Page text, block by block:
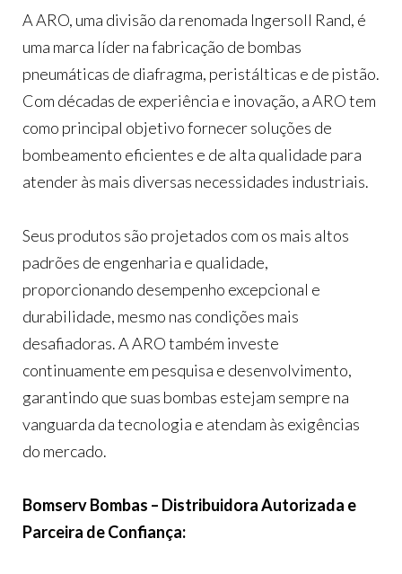
A ARO, uma divisão da renomada Ingersoll Rand, é
uma marca líder na fabricação de bombas
pneumáticas de diafragma, peristálticas e de pistão.
Com décadas de experiência e inovação, a ARO tem
como principal objetivo fornecer soluções de
bombeamento eficientes e de alta qualidade para
atender às mais diversas necessidades industriais.
Seus produtos são projetados com os mais altos
padrões de engenharia e qualidade,
proporcionando desempenho excepcional e
durabilidade, mesmo nas condições mais
desafiadoras. A ARO também investe
continuamente em pesquisa e desenvolvimento,
garantindo que suas bombas estejam sempre na
vanguarda da tecnologia e atendam às exigências
do mercado.
Bomserv Bombas – Distribuidora Autorizada e
Parceira de Confiança: